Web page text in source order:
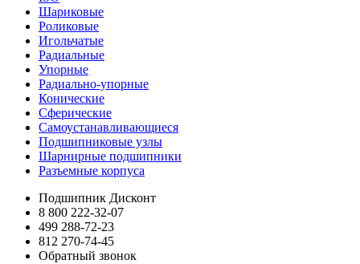
Шариковые
Роликовые
Игольчатые
Радиальные
Упорные
Радиально-упорные
Конические
Сферические
Самоустанавливающиеся
Подшипниковые узлы
Шарнирные подшипники
Разъемные корпуса
Подшипник Дисконт
8 800 222-32-07
499 288-72-23
812 270-74-45
Обратный звонок